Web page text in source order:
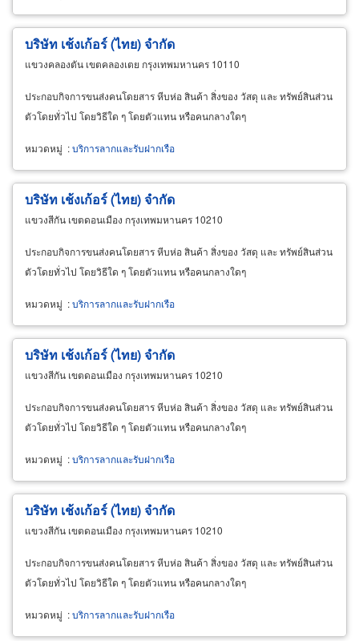
บริษัท เช้งเก้อร์ (ไทย) จำกัด
แขวงคลองตัน เขตคลองเตย กรุงเทพมหานคร 10110
ประกอบกิจการขนส่งคนโดยสาร หีบห่อ สินค้า สิ่งของ วัสดุ และ ทรัพย์สินส่วน
ตัวโดยทั่วไป โดยวิธีใด ๆ โดยตัวแทน หรือคนกลางใดๆ
หมวดหมู่ :บริการลากและรับฝากเรือ
บริษัท เช้งเก้อร์ (ไทย) จำกัด
แขวงสีกัน เขตดอนเมือง กรุงเทพมหานคร 10210
ประกอบกิจการขนส่งคนโดยสาร หีบห่อ สินค้า สิ่งของ วัสดุ และ ทรัพย์สินส่วน
ตัวโดยทั่วไป โดยวิธีใด ๆ โดยตัวแทน หรือคนกลางใดๆ
หมวดหมู่ :บริการลากและรับฝากเรือ
บริษัท เช้งเก้อร์ (ไทย) จำกัด
แขวงสีกัน เขตดอนเมือง กรุงเทพมหานคร 10210
ประกอบกิจการขนส่งคนโดยสาร หีบห่อ สินค้า สิ่งของ วัสดุ และ ทรัพย์สินส่วน
ตัวโดยทั่วไป โดยวิธีใด ๆ โดยตัวแทน หรือคนกลางใดๆ
หมวดหมู่ :บริการลากและรับฝากเรือ
บริษัท เช้งเก้อร์ (ไทย) จำกัด
แขวงสีกัน เขตดอนเมือง กรุงเทพมหานคร 10210
ประกอบกิจการขนส่งคนโดยสาร หีบห่อ สินค้า สิ่งของ วัสดุ และ ทรัพย์สินส่วน
ตัวโดยทั่วไป โดยวิธีใด ๆ โดยตัวแทน หรือคนกลางใดๆ
หมวดหมู่ :บริการลากและรับฝากเรือ